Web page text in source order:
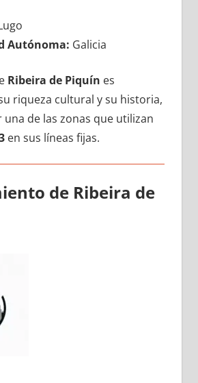
Autónoma: Galicia
Ribeira dе Piquín es
riqueza cultural у su historia,
una dе las zonas quе utilizan
en sus líneas fijas.
dе Ribeira dе